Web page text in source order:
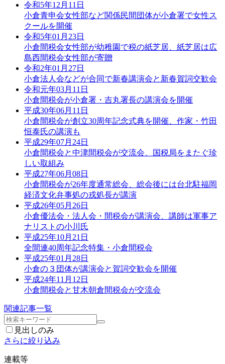
令和5年12月11日
小倉青申会女性部など関係民間団体が小倉署で女性ス
クールを開催
令和5年01月23日
小倉間税会女性部が幼稚園で税の紙芝居、紙芝居は広
島西間税会女性部が寄贈
令和2年01月27日
小倉法人会などが合同で新春講演会と新春賀詞交歓会
令和元年03月11日
小倉間税会が小倉署・吉丸署長の講演会を開催
平成30年06月11日
小倉間税会が創立30周年記念式典を開催、作家・竹田
恒泰氏の講演も
平成29年07月24日
小倉間税会と中津間税会が交流会、国税局をまたぐ珍
しい取組み
平成27年06月08日
小倉間税会が26年度通常総会、総会後には台北駐福岡
経済文化弁事処の戎処長が講演
平成26年05月26日
小倉優法会・法人会・間税会が講演会、講師は軍事ア
ナリストの小川氏
平成25年10月21日
全間連40周年記念特集・小倉間税会
平成25年01月28日
小倉の３団体が講演会と賀詞交歓会を開催
平成24年11月12日
小倉間税会と甘木朝倉間税会が交流会
関連記事一覧
見出しのみ
さらに絞り込み
連載等